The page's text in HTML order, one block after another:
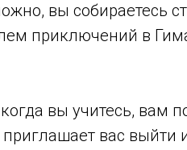
вы собираетесь
приключений в
вы учитесь, вам
вас выйти